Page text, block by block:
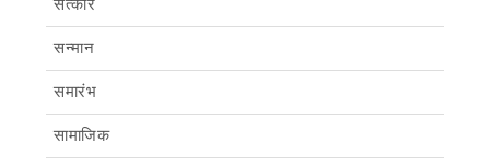
सन्मान
समारंभ
सामाजिक